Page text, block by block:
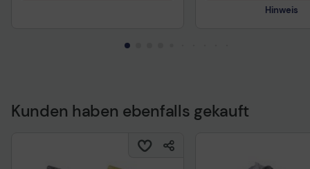
Hinweis
Technisches
Kunden haben ebenfalls gekauft